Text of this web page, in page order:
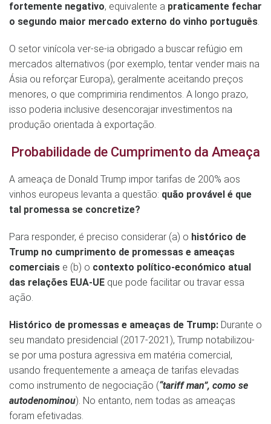
fortemente negativo, equivalente a praticamente fechar
o segundo maior mercado externo do vinho português.
O setor vinícola ver-se-ia obrigado a buscar refúgio em
mercados alternativos (por exemplo, tentar vender mais na
Ásia ou reforçar Europa), geralmente aceitando preços
menores, o que comprimiria rendimentos. A longo prazo,
isso poderia inclusive desencorajar investimentos na
produção orientada à exportação.
Probabilidade de Cumprimento da Ameaça
A ameaça de Donald Trump impor tarifas de 200% aos
vinhos europeus levanta a questão: quão provável é que
tal promessa se concretize?
Para responder, é preciso considerar (a) o histórico de
Trump no cumprimento de promessas e ameaças
comerciais e (b) o contexto político-económico atual
das relações EUA-UE que pode facilitar ou travar essa
ação.
Histórico de promessas e ameaças de Trump: Durante o
seu mandato presidencial (2017-2021), Trump notabilizou-
se por uma postura agressiva em matéria comercial,
usando frequentemente a ameaça de tarifas elevadas
como instrumento de negociação (“tariff man”, como se
autodenominou). No entanto, nem todas as ameaças
foram efetivadas.